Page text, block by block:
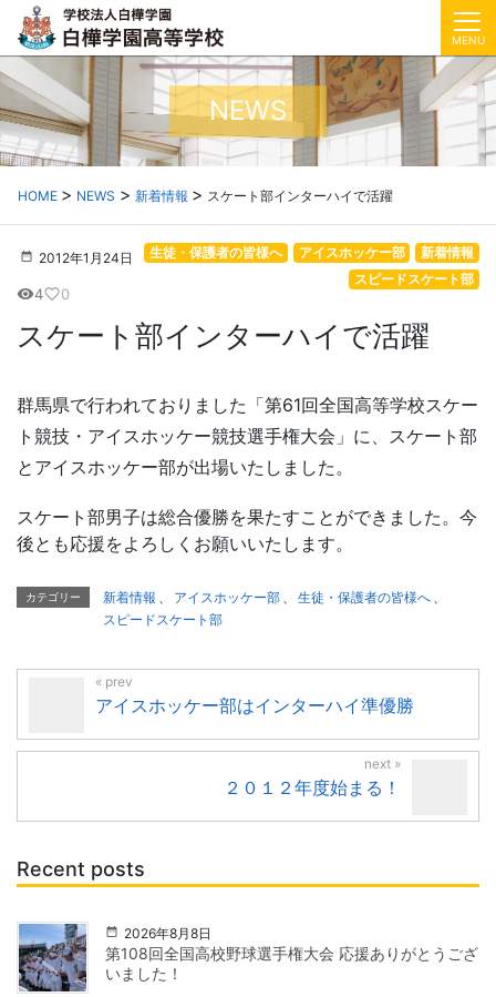
MENU
NEWS
HOME NEWS 新着情報 スケート部インターハイで活躍
2012年1月24日 新着情報
アイスホッケー部
生徒・保護者の皆様へ
スピードスケート部
visibility4favorite_border0
スケート部インターハイで活躍
群馬県で行われておりました「第61回全国高等学校スケー
ト競技・アイスホッケー競技選手権大会」に、スケート部
とアイスホッケー部が出場いたしました。
スケート部男子は総合優勝を果たすことができました。今
後とも応援をよろしくお願いいたします。
カテゴリー 新着情報 アイスホッケー部 生徒・保護者の皆様へ
スピードスケート部
アイスホッケー部はインターハイ準優勝
２０１２年度始まる！
Recent posts
2026年8月8日
第108回全国高校野球選手権大会 応援ありがとうござ
いました！